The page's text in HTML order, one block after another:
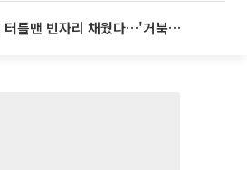
'불명' 문세윤, 故 터틀맨 빈자리 채웠다…'거북이' 눈물의 최종 우승